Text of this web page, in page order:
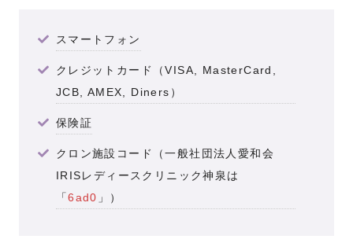
スマートフォン
クレジットカード（VISA, MasterCard,
JCB, AMEX, Diners）
保険証
クロン施設コード（一般社団法人愛和会
IRISレディースクリニック神泉は
「6ad0 」）